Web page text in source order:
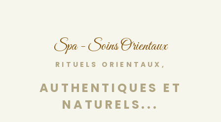
Spa - Soins Orientaux
RITUELS ORIENTAUX,
AUTHENTIQUES ET
NATURELS...